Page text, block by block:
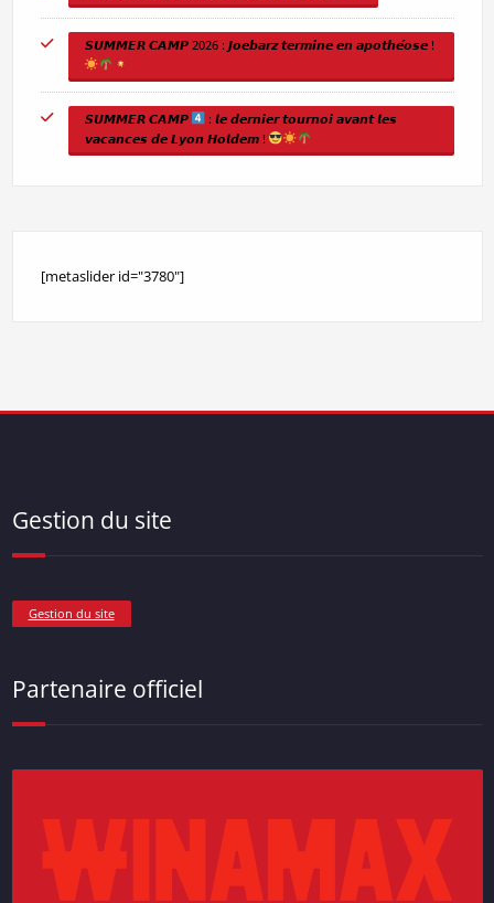
𝙎𝙐𝙈𝙈𝙀𝙍 𝘾𝘼𝙈𝙋 2026 : 𝙅𝙤𝙚𝙗𝙖𝙧𝙯 𝙩𝙚𝙧𝙢𝙞𝙣𝙚 𝙚𝙣 𝙖𝙥𝙤𝙩𝙝𝙚́𝙤𝙨𝙚 !
𝙎𝙐𝙈𝙈𝙀𝙍 𝘾𝘼𝙈𝙋
: 𝙡𝙚 𝙙𝙚𝙧𝙣𝙞𝙚𝙧 𝙩𝙤𝙪𝙧𝙣𝙤𝙞 𝙖𝙫𝙖𝙣𝙩 𝙡𝙚𝙨
𝙫𝙖𝙘𝙖𝙣𝙘𝙚𝙨 𝙙𝙚 𝙇𝙮𝙤𝙣 𝙃𝙤𝙡𝙙𝙚𝙢 !
[metaslider id="3780"]
Gestion du site
Gestion du site
Partenaire officiel